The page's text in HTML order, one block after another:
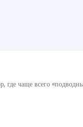
где чаще всего